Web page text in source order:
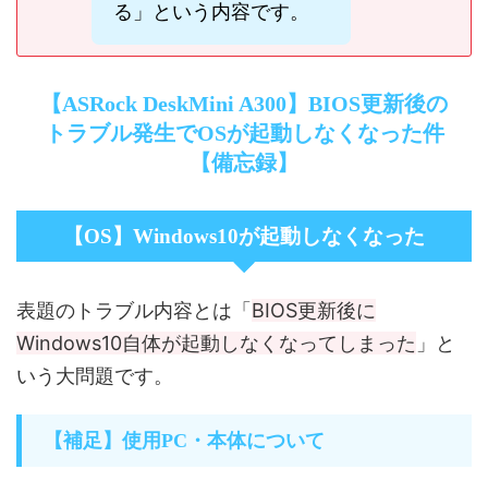
る」という内容です。
【ASRock DeskMini A300】BIOS更新後の
トラブル発生でOSが起動しなくなった件
【備忘録】
【OS】Windows10が起動しなくなった
表題のトラブル内容とは「 BIOS更新後に
Windows10自体が起動しなくなってしまった 」と
いう大問題です。
【補足】使用PC・本体について